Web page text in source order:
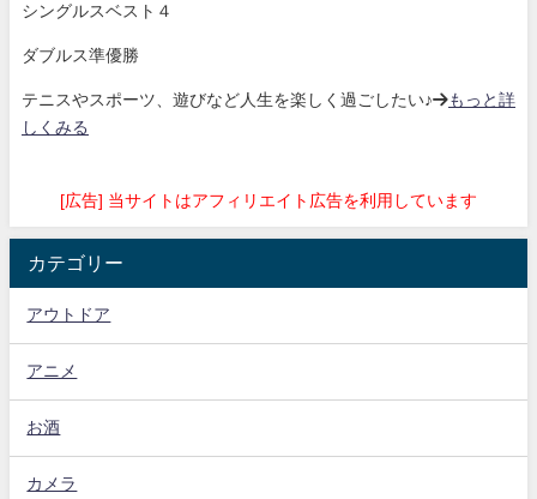
シングルスベスト４
ダブルス準優勝
テニスやスポーツ、遊びなど人生を楽しく過ごしたい♪→もっと詳
しくみる
[広告] 当サイトはアフィリエイト広告を利用しています
カテゴリー
アウトドア
アニメ
お酒
カメラ